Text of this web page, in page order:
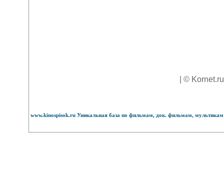
| ©
www.kinospisok.ru Уникальная база по фильмам, док. фильмам,